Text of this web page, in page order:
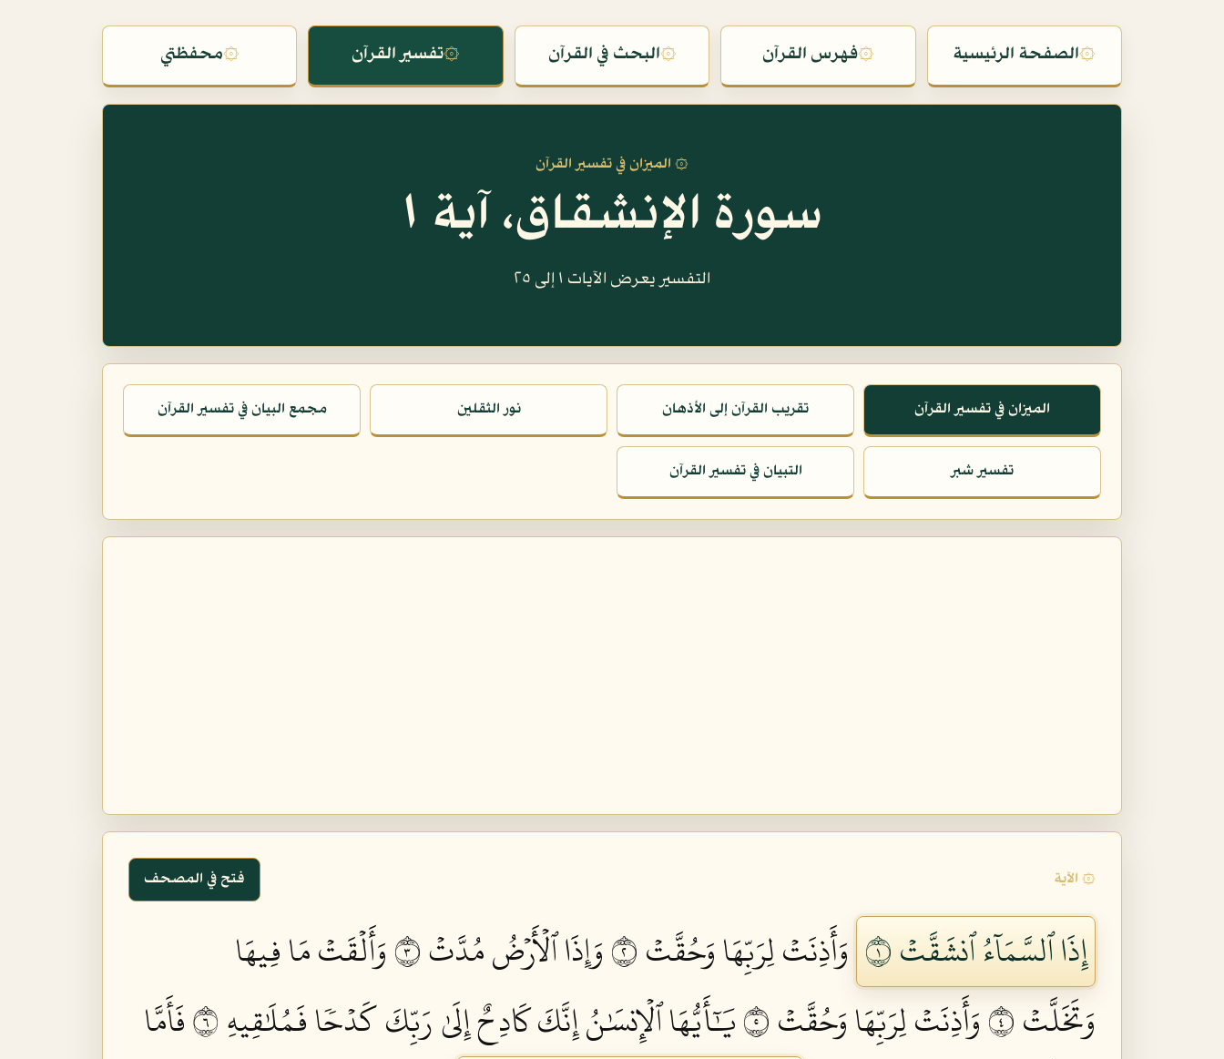
۞الصفحة الرئيسية ۞فهرس القرآن ۞البحث في القرآن ۞تفسير القرآن ۞محفظتي
۞ الميزان في تفسير القرآن
سورة الإنشقاق، آية ١
التفسير يعرض الآيات ١ إلى ٢٥
الميزان في تفسير القرآن تقريب القرآن إلى الأذهان نور الثقلين مجمع البيان في تفسير القرآن
تفسير شبر التبيان في تفسير القرآن
۞ الآية فتح في المصحف
إِذَا ٱلسَّمَآءُ ٱنشَقَّتۡ ١ وَأَذِنَتۡ لِرَبِّهَا وَحُقَّتۡ ٢ وَإِذَا ٱلۡأَرۡضُ مُدَّتۡ ٣
وَأَلۡقَتۡ مَا فِيهَا
وَتَخَلَّتۡ ٤
وَأَذِنَتۡ لِرَبِّهَا وَحُقَّتۡ ٥ يَٰٓأَيُّهَا ٱلۡإِنسَٰنُ إِنَّكَ كَادِحٌ إِلَىٰ رَبِّكَ كَدۡحٗا فَمُلَٰقِيهِ ٦
فَأَمَّا